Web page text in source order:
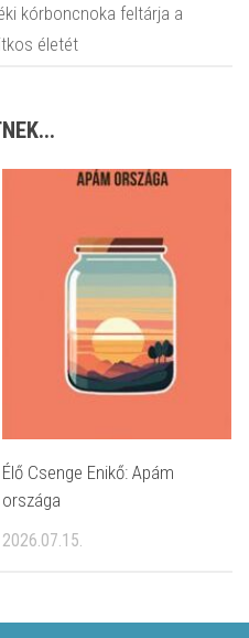
kórboncnoka feltárja a
életét
Élő Csenge Enikő: Apám
országa
2026.07.15.